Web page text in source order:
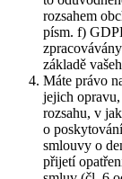
rozsahem
písm. f)
základě
Máte právo
jejich
rozsahu, v
o
smlouvy o
přijetí